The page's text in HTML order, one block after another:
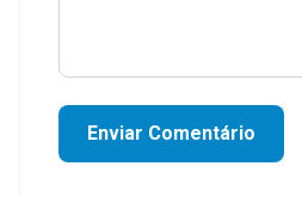
Enviar Comentário